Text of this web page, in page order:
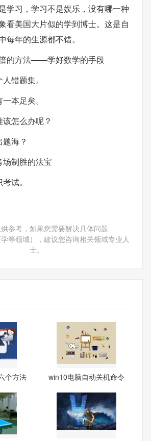
学习，学习不是娱乐，没有哪一种
看美国大片似的学到博士。这是自
每年的生源都不错。
的方法——学好数学的手段
错题集。
本足矣。
怎么办呢？
海？
制胜的法宝
试。
参考，如果您需要解决具体问题
学等领域），建议您咨询相关领域专业人
士。
个方法 win10电脑自动关机命令